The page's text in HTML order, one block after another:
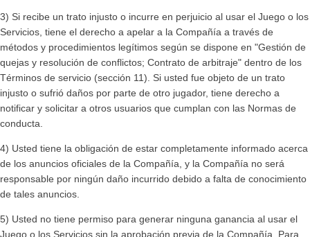
3) Si recibe un trato injusto o incurre en perjuicio al usar el Juego o los
Servicios, tiene el derecho a apelar a la Compañía a través de
métodos y procedimientos legítimos según se dispone en "Gestión de
quejas y resolución de conflictos; Contrato de arbitraje" dentro de los
Términos de servicio (sección 11). Si usted fue objeto de un trato
injusto o sufrió daños por parte de otro jugador, tiene derecho a
notificar y solicitar a otros usuarios que cumplan con las Normas de
conducta.
4) Usted tiene la obligación de estar completamente informado acerca
de los anuncios oficiales de la Compañía, y la Compañía no será
responsable por ningún daño incurrido debido a falta de conocimiento
de tales anuncios.
5) Usted no tiene permiso para generar ninguna ganancia al usar el
Juego o los Servicios sin la aprobación previa de la Compañía. Para